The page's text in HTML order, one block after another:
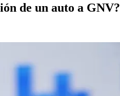
de un auto a GNV?